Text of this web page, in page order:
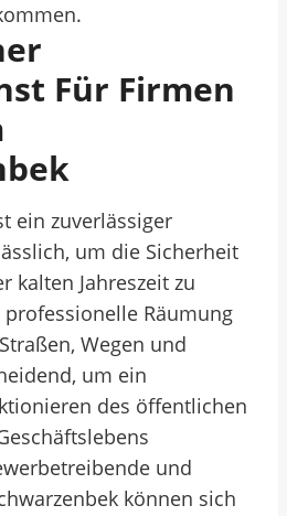
Für Firmen
ein zuverlässiger
um die Sicherheit
kalten Jahreszeit zu
Räumung
Wegen und
um ein
des öffentlichen
und
können sich